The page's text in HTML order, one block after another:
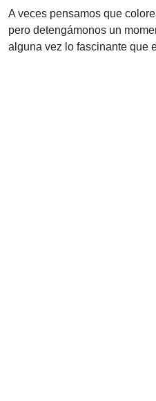
A veces pensamos que
pero detengámonos un
alguna vez lo fascinante que